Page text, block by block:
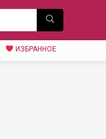
ИЗБРАННОЕ